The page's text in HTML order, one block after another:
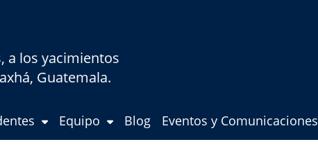
a los yacimientos
Guatemala.
Equipo Blog Eventos y Comunicaciones